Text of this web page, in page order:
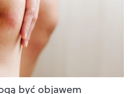
być objawem